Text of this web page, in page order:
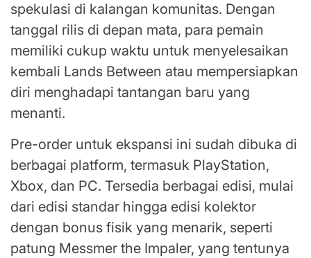
spekulasi di kalangan komunitas. Dengan
tanggal rilis di depan mata, para pemain
memiliki cukup waktu untuk menyelesaikan
kembali Lands Between atau mempersiapkan
diri menghadapi tantangan baru yang
menanti.
Pre-order untuk ekspansi ini sudah dibuka di
berbagai platform, termasuk PlayStation,
Xbox, dan PC. Tersedia berbagai edisi, mulai
dari edisi standar hingga edisi kolektor
dengan bonus fisik yang menarik, seperti
patung Messmer the Impaler, yang tentunya